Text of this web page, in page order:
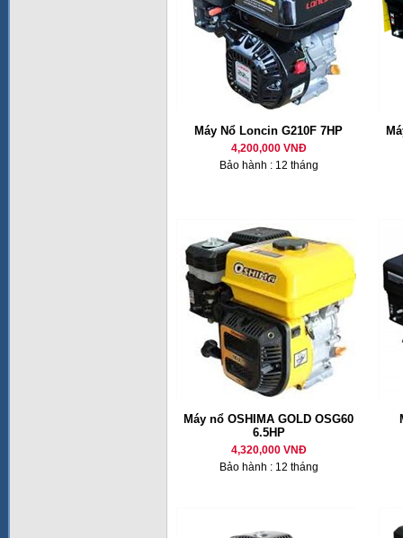
Máy Nổ Loncin G210F 7HP
4,200,000 VNĐ
Bảo hành : 12 tháng
Máy nổ OSHIMA GOLD OSG60
6.5HP
4,320,000 VNĐ
Bảo hành : 12 tháng